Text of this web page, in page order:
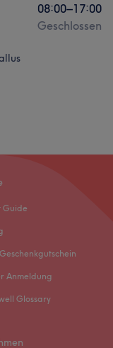
08:00–17:00
Geschlossen
Guide
Anmeldung
Glossary